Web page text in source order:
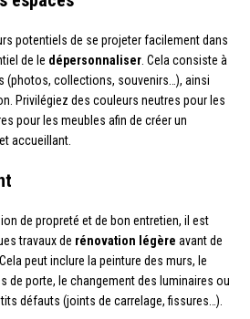
potentiels de se projeter facilement dans
de le dépersonnaliser . Cela consiste à
(photos, collections, souvenirs…), ainsi
Privilégiez des couleurs neutres pour les
pour les meubles afin de créer un
accueillant.
de propreté et de bon entretien, il est
travaux de rénovation légère avant de
peut inclure la peinture des murs, le
de porte, le changement des luminaires ou
défauts (joints de carrelage, fissures…).